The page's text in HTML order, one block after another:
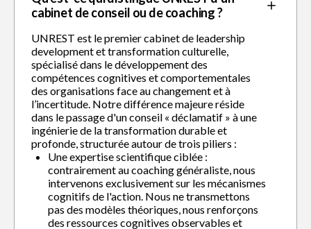
cabinet de conseil ou de coaching ?
UNREST est le premier cabinet de leadership
development et transformation culturelle,
spécialisé dans le développement des
compétences cognitives et comportementales
des organisations face au changement et à
l’incertitude. Notre différence majeure réside
dans le passage d'un conseil « déclamatif » à une
ingénierie de la transformation durable et
profonde, structurée autour de trois piliers :
Une expertise scientifique ciblée :
contrairement au coaching généraliste, nous
intervenons exclusivement sur les mécanismes
cognitifs de l'action. Nous ne transmettons
pas des modèles théoriques, nous renforçons
des ressources cognitives observables et